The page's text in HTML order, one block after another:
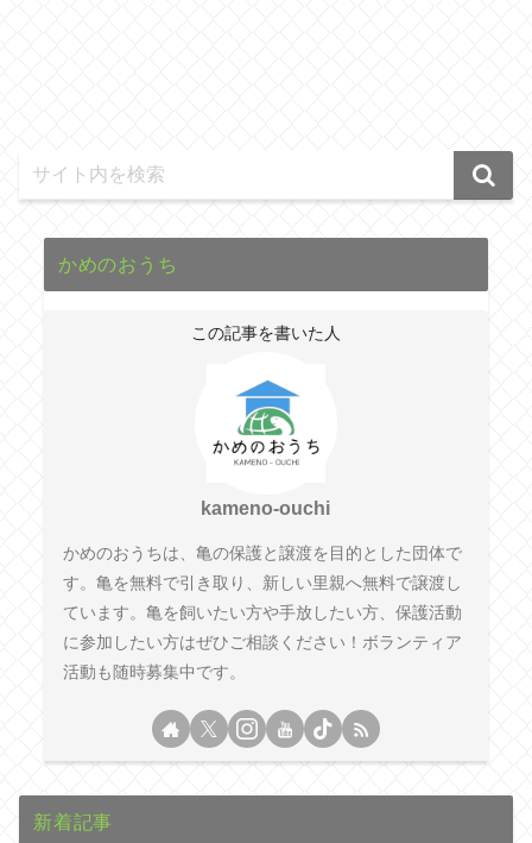
かめのおうち
この記事を書いた人
kameno-ouchi
かめのおうちは、亀の保護と譲渡を目的とした団体で
す。亀を無料で引き取り、新しい里親へ無料で譲渡し
ています。亀を飼いたい方や手放したい方、保護活動
に参加したい方はぜひご相談ください！ボランティア
活動も随時募集中です。
新着記事